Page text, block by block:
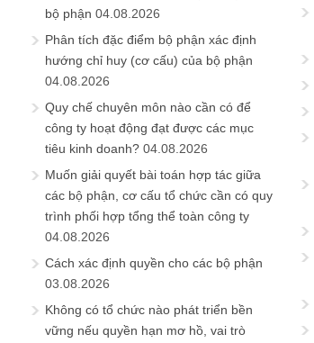
bộ phận 04.08.2026
Phân tích đặc điểm bộ phận xác định
hướng chỉ huy (cơ cấu) của bộ phận
04.08.2026
Quy chế chuyên môn nào cần có để
công ty hoạt động đạt được các mục
tiêu kinh doanh? 04.08.2026
Muốn giải quyết bài toán hợp tác giữa
các bộ phận, cơ cấu tổ chức cần có quy
trình phối hợp tổng thể toàn công ty
04.08.2026
Cách xác định quyền cho các bộ phận
03.08.2026
Không có tổ chức nào phát triển bền
vững nếu quyền hạn mơ hồ, vai trò